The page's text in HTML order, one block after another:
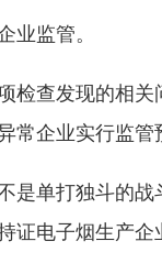
监管。
检查发现的相
常企业实行监
是单打独斗的
证电子烟生产